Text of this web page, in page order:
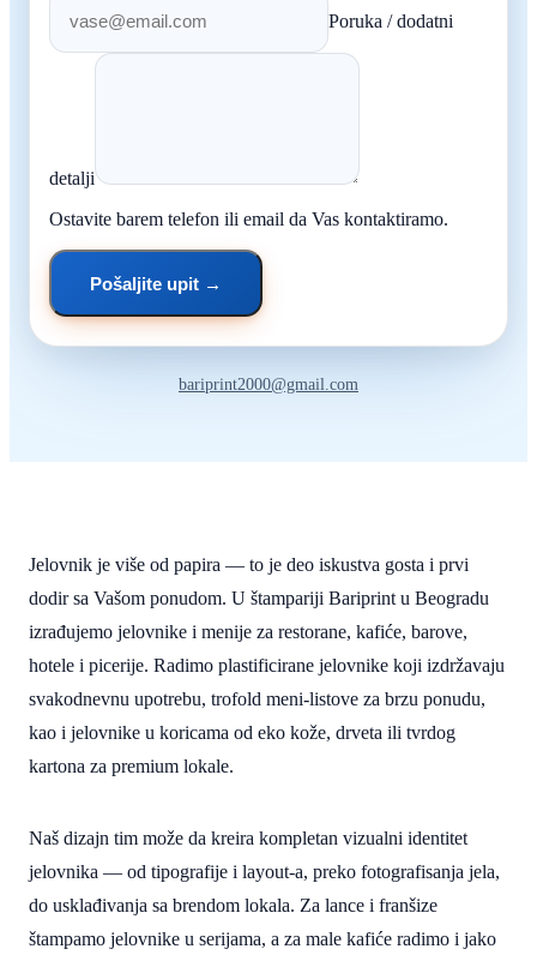
Poruka / dodatni
detalji
Ostavite barem telefon ili email da Vas kontaktiramo.
Pošaljite upit →
bariprint2000@gmail.com
Jelovnik je više od papira — to je deo iskustva gosta i prvi
dodir sa Vašom ponudom. U štampariji Bariprint u Beogradu
izrađujemo jelovnike i menije za restorane, kafiće, barove,
hotele i picerije. Radimo plastificirane jelovnike koji izdržavaju
svakodnevnu upotrebu, trofold meni-listove za brzu ponudu,
kao i jelovnike u koricama od eko kože, drveta ili tvrdog
kartona za premium lokale.
Naš dizajn tim može da kreira kompletan vizualni identitet
jelovnika — od tipografije i layout-a, preko fotografisanja jela,
do usklađivanja sa brendom lokala. Za lance i franšize
štampamo jelovnike u serijama, a za male kafiće radimo i jako